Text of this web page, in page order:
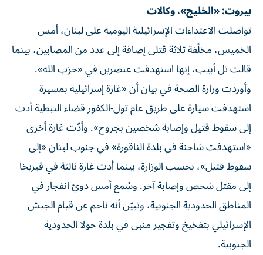
بيروت: «الخليج»، وكالات
تواصلت ​​​​​الاعتداءات الإسرائيلية​​​​​ اليومية على ​​​​​لبنان، أمس
الخميس، مخلّفة ثلاثة قتلى إضافة إلى عدد من المصابين، بينما
قالت تل أبيب، إنها استهدفت عنصرين في «حزب الله».
وأوردت وزارة الصحة في بيان أن «غارة إسرائيلية بمسيرة
استهدفت سيارة على طريق عام تول-الكفور قضاء النبطية أدت
إلى سقوط قتيل وإصابة شخصين بجروح». وأدّت غارة أخرى
«استهدفت شاحنة في بلدة الناقورة» في جنوب لبنان «إلى
سقوط قتيل»، بحسب الوزارة، بينما أدت غارة ثالثة في قبريخا
إلى مقتل شخص وإصابة آخر. وسُمع أمس دويّ انفجار في
المناطق الحدودية الجنوبية، وتبيّن أنه ناجم عن قيام الجيش
الإسرائيلي بتفخيخ وتفجير منبى في بلدة حولا الحدودية
الجنوبية.